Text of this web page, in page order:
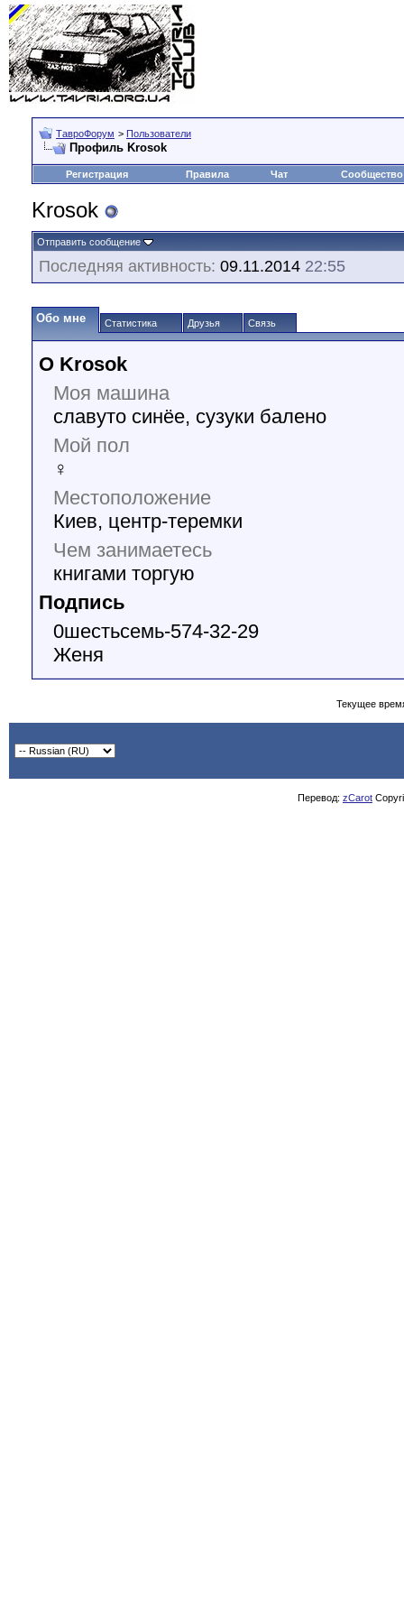
ТавроФорум > Пользователи
Профиль Krosok
Регистрация Правила Чат Сообщество
Krosok
Отправить сообщение
Последняя активность: 09.11.2014 22:55
Обо мне Статистика Друзья Связь
О Krosok
Моя машина
славуто синёе, сузуки балено
Мой пол
♀
Местоположение
Киев, центр-теремки
Чем занимаетесь
книгами торгую
Подпись
0шестьсемь-574-32-29
Женя
Текущее
Перевод: zCarot